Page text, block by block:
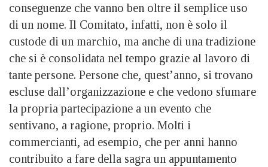
conseguenze che vanno ben oltre il semplice uso
di un nome. Il Comitato, infatti, non è solo il
custode di un marchio, ma anche di una tradizione
che si è consolidata nel tempo grazie al lavoro di
tante persone. Persone che, quest’anno, si trovano
escluse dall’organizzazione e che vedono sfumare
la propria partecipazione a un evento che
sentivano, a ragione, proprio. Molti i
commercianti, ad esempio, che per anni hanno
contribuito a fare della sagra un appuntamento